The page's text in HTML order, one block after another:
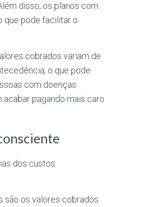
disso, os planos com
que pode facilitar o
cobrados variam de
o que pode
com doenças
pagando mais caro
dos custos
são os valores cobrados